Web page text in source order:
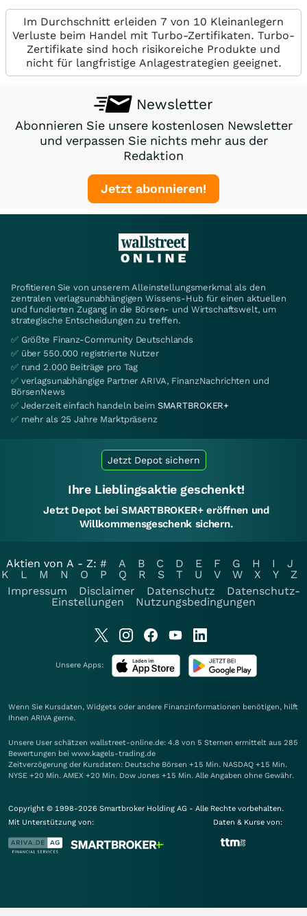
Im Durchschnitt erleiden 7 von 10 Kleinanlegern
Verluste beim Handel mit Turbo-Zertifikaten. Turbo-
Zertifikate sind hoch risikoreiche Produkte und
nicht für langfristige Anlagestrategien geeignet.
Newsletter
Abonnieren Sie unsere kostenlosen Newsletter
und verpassen Sie nichts mehr aus der
Redaktion
Jetzt abonnieren!
Profitieren Sie von unserem Alleinstellungsmerkmal als den
zentralen verlagsunabhängigen Wissens-Hub für einen aktuellen
und fundierten Zugang in die Börsen- und Wirtschaftswelt, um
strategische Entscheidungen zu treffen.
✅ Größte Finanz-Community Deutschlands
✅ über 550.000 registrierte Nutzer
✅ rund 2.000 Beiträge pro Tag
✅ verlagsunabhängige Partner ARIVA, FinanzNachrichten und
BörsenNews
✅ Jederzeit einfach handeln beim SMARTBROKER+
✅ mehr als 25 Jahre Marktpräsenz
Jetzt Depot sichern
Ihre Lieblingsaktie geschenkt!
Jetzt Depot bei SMARTBROKER+ eröffnen und
Willkommensgeschenk sichern.
Aktien von A - Z: # A B C D E F G H I
J
K
L M N O P Q R S T U V W X Y
Z
Impressum
Disclaimer Datenschutz
Datenschutz-
Einstellungen
Nutzungsbedingungen
Unsere Apps:
Wenn Sie Kursdaten, Widgets oder andere Finanzinformationen benötigen, hilft
Ihnen ARIVA gerne.
Unsere User schätzen wallstreet-online.de: 4.8 von 5 Sternen ermittelt aus 285
Bewertungen bei www.kagels-trading.de
Zeitverzögerung der Kursdaten: Deutsche Börsen +15 Min. NASDAQ +15 Min.
NYSE +20 Min. AMEX +20 Min. Dow Jones +15 Min. Alle Angaben ohne Gewähr.
Copyright © 1998-2026 Smartbroker Holding AG - Alle Rechte vorbehalten.
Mit Unterstützung von:
Daten & Kurse von: